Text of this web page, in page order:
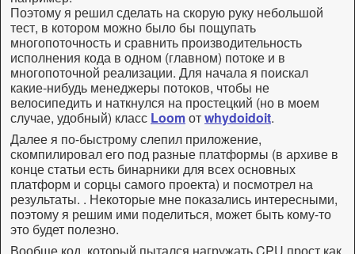
Поэтому я решил сделать на скорую руку небольшой
тест, в котором можно было бы пощупать
многопоточность и сравнить производительность
исполнения кода в одном (главном) потоке и в
многопоточной реализации. Для начала я поискал
какие-нибудь менеджеры потоков, чтобы не
велосипедить и наткнулся на простецкий (но в моем
случае, удобный) класс Loomотwhydoidoit.
Далее я по-быстрому слепил приложение,
скомпилировал его под разные платформы (в архиве в
конце статьи есть бинарники для всех основных
платформ и сорцы самого проекта) и посмотрел на
результаты. . Некоторые мне показались интересными,
поэтому я решим ими поделиться, может быть кому-то
это будет полезно.
Вообще код, который пытался нагружать CPU прост как